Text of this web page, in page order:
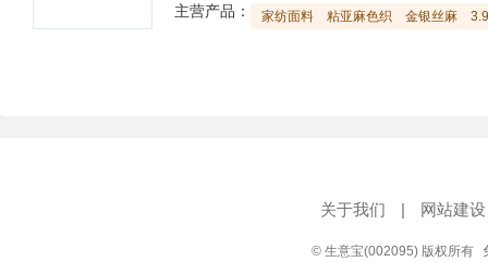
主营产品： 家纺面料 粘亚麻色织 金银丝麻
关于我们 | 网站建设
© 生意宝(002095) 版权所有